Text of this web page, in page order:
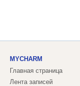
MYCHARM
Главная страница
Лента записей